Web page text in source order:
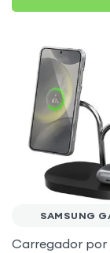
SAMSUNG
Carregador por